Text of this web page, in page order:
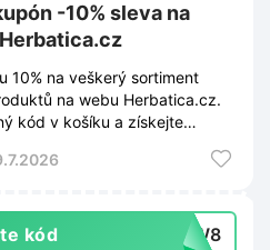
-10% sleva na
10% na veškerý sortiment
na webu Herbatica.cz.
kód v košíku a získejte
kód HWW8